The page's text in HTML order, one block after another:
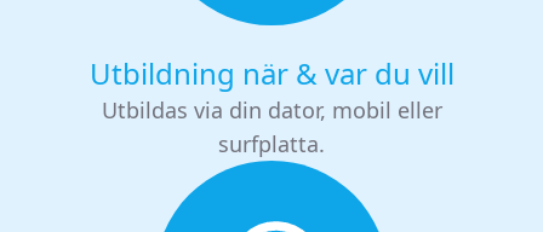
Utbildning när & var du vill
Utbildas via din dator, mobil eller
surfplatta.